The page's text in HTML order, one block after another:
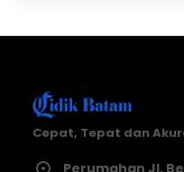
Cepat, Tepat dan
Perumahan Jl.